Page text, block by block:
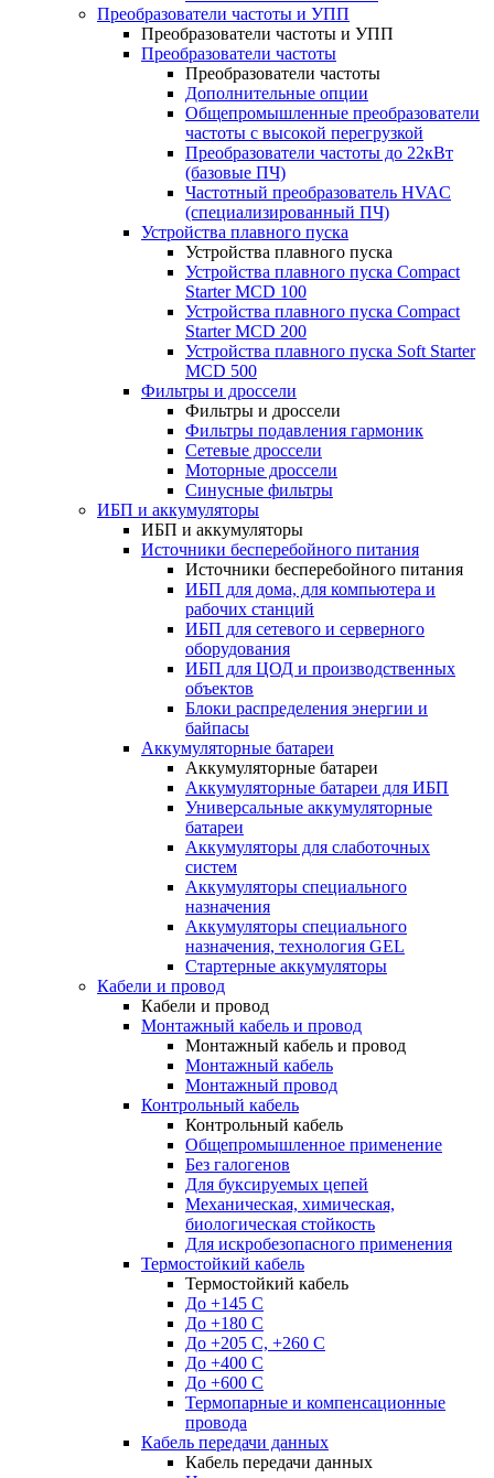
Преобразователи частоты и УПП
Преобразователи частоты и УПП
Преобразователи частоты
Преобразователи частоты
Дополнительные опции
Общепромышленные преобразователи
частоты с высокой перегрузкой
Преобразователи частоты до 22кВт
(базовые ПЧ)
Частотный преобразователь HVAC
(специализированный ПЧ)
Устройства плавного пуска
Устройства плавного пуска
Устройства плавного пуска Compact
Starter MCD 100
Устройства плавного пуска Compact
Starter MCD 200
Устройства плавного пуска Soft Starter
MCD 500
Фильтры и дроссели
Фильтры и дроссели
Фильтры подавления гармоник
Сетевые дроссели
Моторные дроссели
Синусные фильтры
ИБП и аккумуляторы
ИБП и аккумуляторы
Источники бесперебойного питания
Источники бесперебойного питания
ИБП для дома, для компьютера и
рабочих станций
ИБП для сетевого и серверного
оборудования
ИБП для ЦОД и производственных
объектов
Блоки распределения энергии и
байпасы
Аккумуляторные батареи
Аккумуляторные батареи
Аккумуляторные батареи для ИБП
Универсальные аккумуляторные
батареи
Аккумуляторы для слаботочных
систем
Аккумуляторы специального
назначения
Аккумуляторы специального
назначения, технология GEL
Стартерные аккумуляторы
Кабели и провод
Кабели и провод
Монтажный кабель и провод
Монтажный кабель и провод
Монтажный кабель
Монтажный провод
Контрольный кабель
Контрольный кабель
Общепромышленное применение
Без галогенов
Для буксируемых цепей
Механическая, химическая,
биологическая стойкость
Для искробезопасного применения
Термостойкий кабель
Термостойкий кабель
До +145 С
До +180 C
До +205 С, +260 С
До +400 C
До +600 С
Термопарные и компенсационные
провода
Кабель передачи данных
Кабель передачи данных